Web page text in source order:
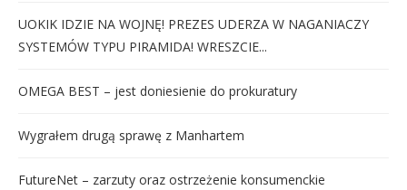
UOKIK IDZIE NA WOJNĘ! PREZES UDERZA W NAGANIACZY
SYSTEMÓW TYPU PIRAMIDA! WRESZCIE...
OMEGA BEST – jest doniesienie do prokuratury
Wygrałem drugą sprawę z Manhartem
FutureNet – zarzuty oraz ostrzeżenie konsumenckie